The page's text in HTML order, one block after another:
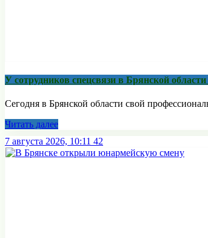
У сотрудников спецсвязи в Брянской
Сегодня в Брянской области свой
Читать далее
7 августа 2026, 10:11 42